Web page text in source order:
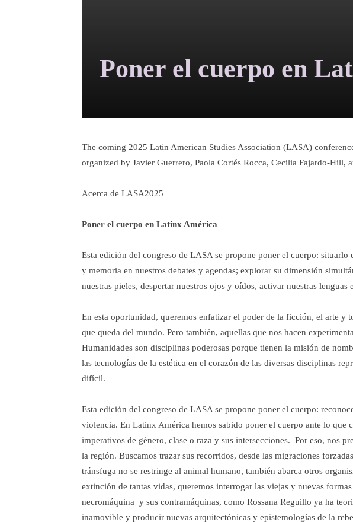
Poner el cuerpo en
The coming 2025 Latin American Studies Association (LASA)
organized by Javier Guerrero, Paola Cortés Rocca, Cecilia Fajardo-Hill,
Acerca de LASA2025
Poner el cuerpo en Latinx América
Esta edición del congreso de LASA se propone poner el cuerpo:
y memoria en nuestros debates y agendas; explorar su dimensión
nuestras pieles, despertar nuestros ojos y oídos, activar nuestras
En esta oportunidad, queremos enfatizar el poder de la ficción, el arte y
que queda del mundo. Pero también, aquellas que nos hacen
Humanidades son disciplinas poderosas porque tienen la misión de
las tecnologías de la estética en el corazón de las diversas disciplinas
difícil.
Esta edición del congreso de LASA se propone poner el cuerpo:
violencia. En Latinx América hemos sabido poner el cuerpo ante lo que
imperativos de género, clase o raza y sus intersecciones. Por eso, nos
la región. Buscamos trazar sus recorridos, desde las migraciones
tránsfuga no se restringe al animal humano, también abarca otros
extinción de tantas vidas, queremos interrogar las viejas y nuevas
necromáquina y sus contramáquinas, como Rossana Reguillo ya ha
inamovible y producir nuevas arquitectónicas y epistemologías de la